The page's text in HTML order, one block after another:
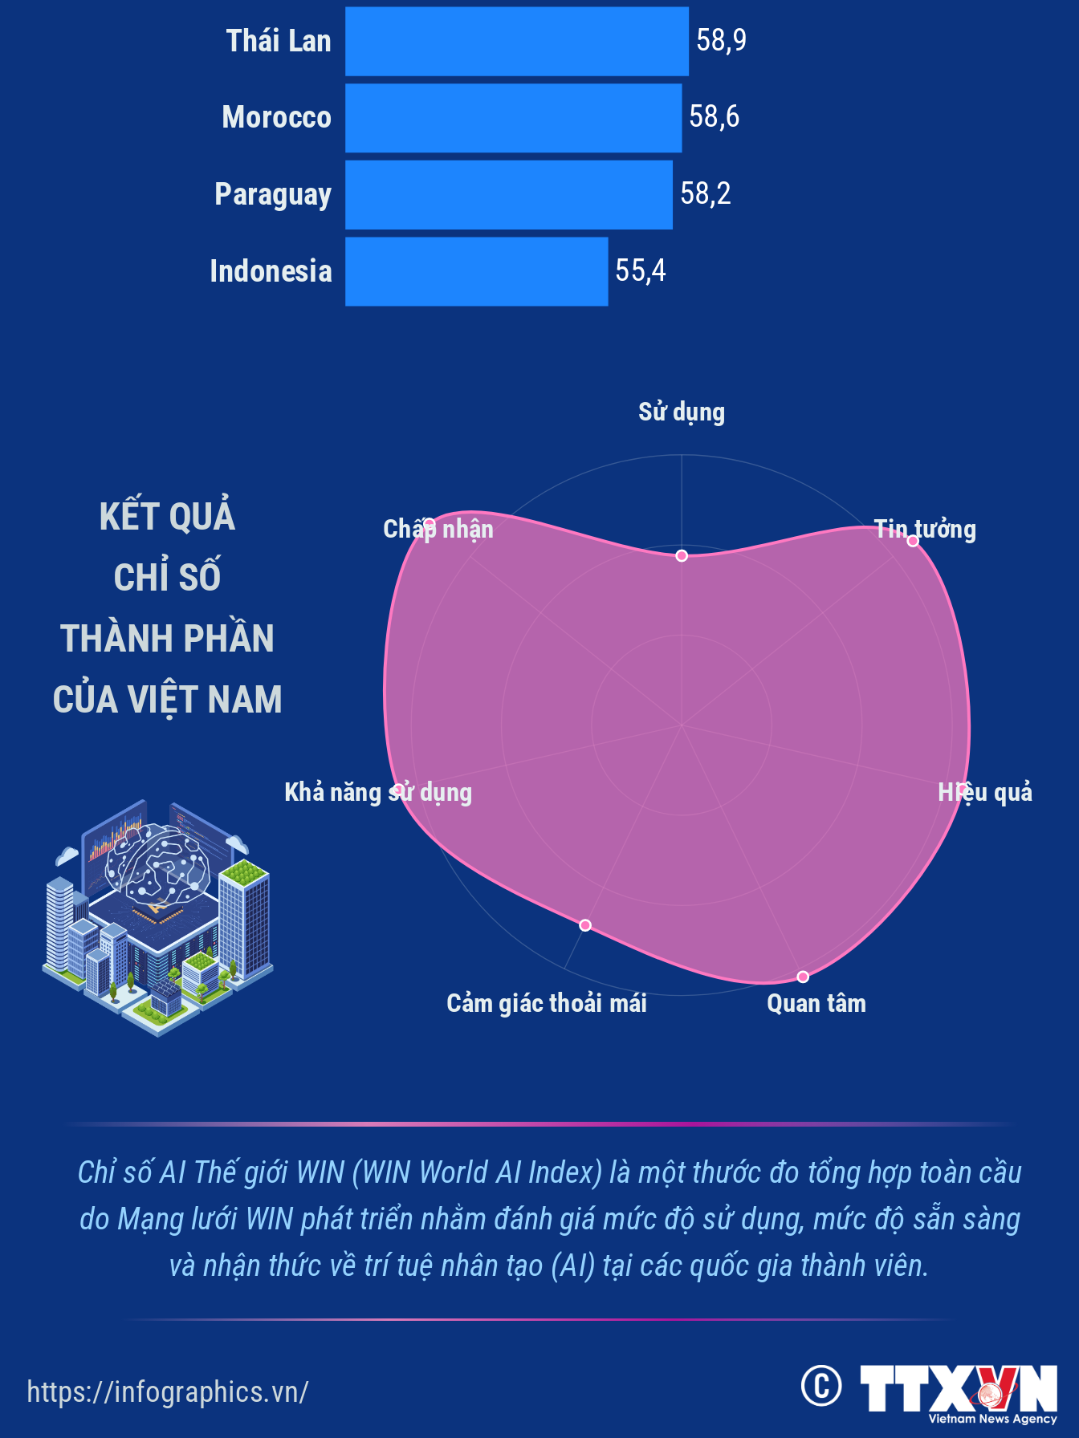
Thái Lan
Morocco
Paraguay
Indonesia
58,9
58,6
58,2
55,4
Sử dụng
Tin tưởng
Hiệu quả
Quan tâm
Cảm giác thoải mái
Khả năng sử dụng
Chấp nhận
KẾT QUẢ
CHỈ SỐ
THÀNH PHẦN
CỦA VIỆT NAM
Chỉ số AI Thế giới WIN (WIN World AI Index) là một thước đo tổng hợp toàn cầu
do Mạng lưới WIN phát triển nhằm đánh giá mức độ sử dụng, mức độ sẵn sàng
và nhận thức về trí tuệ nhân tạo (AI) tại các quốc gia thành viên.
https://infographics.vn/